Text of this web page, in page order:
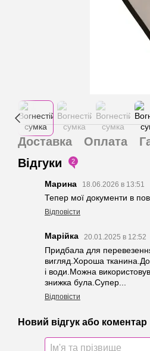
Доставка Оплата
Відгуки
2
Марина 18.06.2026 в 13:51
Тепер мої документи в
Відповісти
Марійка 20.01.2025 в 12:52
Придбала для
вигляд.Хороша
і води.Можна
знижка була.Супер...
Відповісти
Новий відгук або коментар